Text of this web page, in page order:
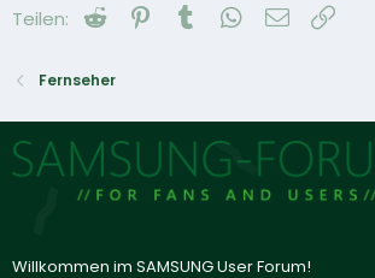
Teilen: Reddit Pinterest
Tumblr WhatsApp
E-Mail
Fernseher
Willkommen im SAMSUNG User Forum!